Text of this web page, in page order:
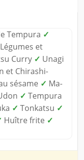
Tempura ✓
et
Curry ✓ Unagi
et Chirashi-
sésame ✓ Ma-
✓ Tempura
✓ Tonkatsu ✓
Huître frite ✓